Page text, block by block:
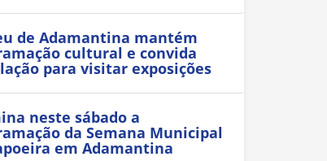
de Adamantina mantém
cultural e convida
para visitar exposições
neste sábado a
da Semana Municipal
em Adamantina